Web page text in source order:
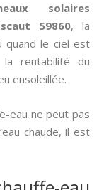
solaires
59860, la
quand le ciel est
rentabilité du
ensoleillée.
eau ne peut pas
chaude, il est